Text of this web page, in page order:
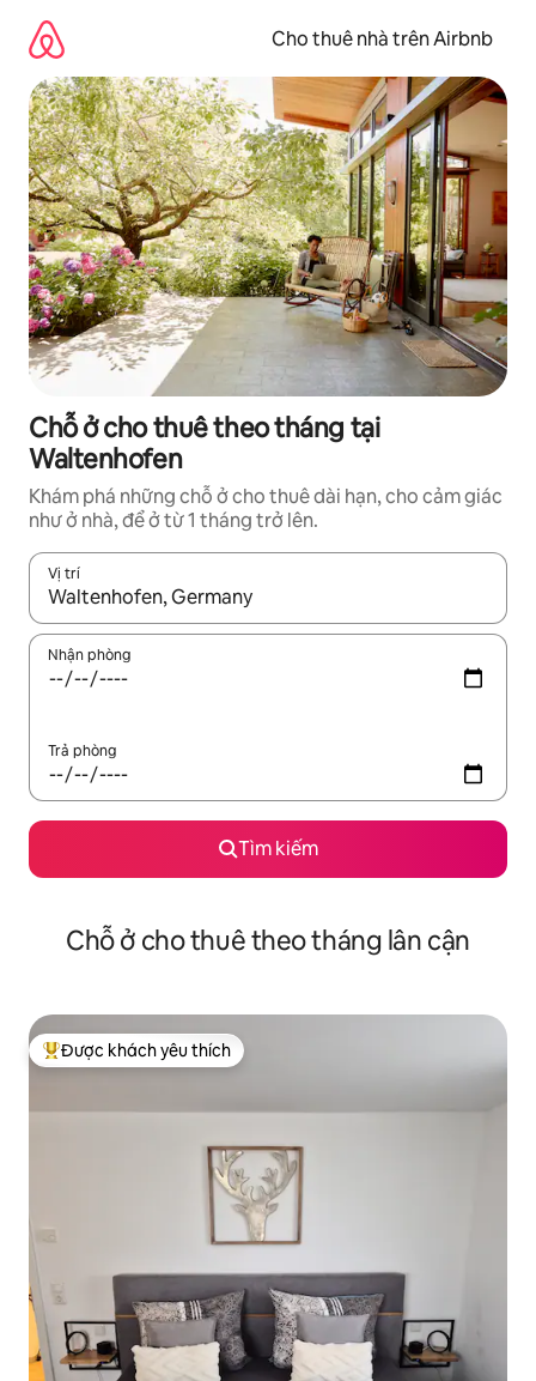
dung
Cho thuê nhà trên Airbnb
Chỗ ở cho thuê theo tháng tại
Waltenhofen
Khám phá những chỗ ở cho thuê dài hạn, cho cảm giác
như ở nhà, để ở từ 1 tháng trở lên.
Vị trí
Khi có kết quả, hãy điều hướng bằng phím mũi tên lên và
Nhận phòng
Trả phòng
Tìm kiếm
Chỗ ở cho thuê theo tháng lân cận
Được khách yêu thích nhất
Được khách yêu thích